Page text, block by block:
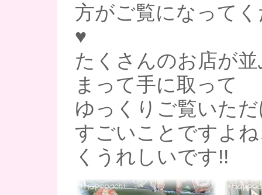
方がご覧になって
♥
たくさんのお店が
まって手に取って
ゆっくりご覧いた
すごいことですよ
くうれしいです!!